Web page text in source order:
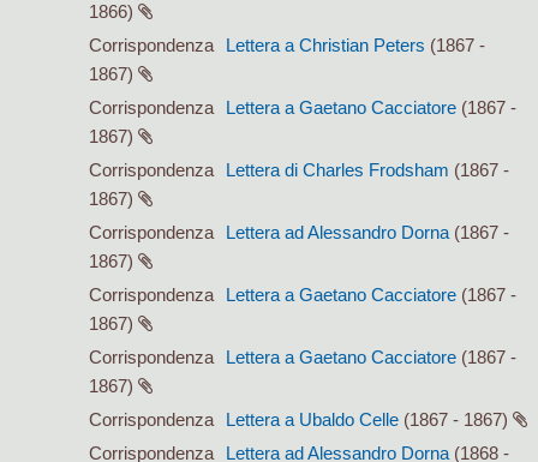
1866)
Corrispondenza
Lettera a Christian Peters (1867 -
1867)
Corrispondenza
Lettera a Gaetano Cacciatore (1867 -
1867)
Corrispondenza
Lettera di Charles Frodsham (1867 -
1867)
Corrispondenza
Lettera ad Alessandro Dorna (1867 -
1867)
Corrispondenza
Lettera a Gaetano Cacciatore (1867 -
1867)
Corrispondenza
Lettera a Gaetano Cacciatore (1867 -
1867)
Corrispondenza
Lettera a Ubaldo Celle (1867 - 1867)
Corrispondenza
Lettera ad Alessandro Dorna (1868 -